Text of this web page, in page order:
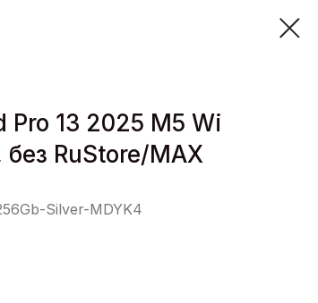
13 2025 M5 Wi
RuStore/MAX
Silver-MDYK4